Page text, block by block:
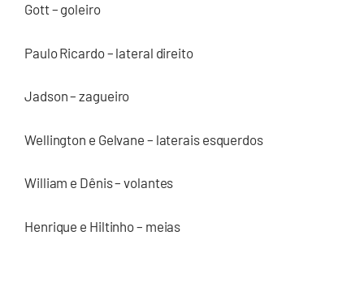
Gott – goleiro
Paulo Ricardo – lateral direito
Jadson – zagueiro
Wellington e Gelvane – laterais esquerdos
William e Dênis – volantes
Henrique e Hiltinho – meias